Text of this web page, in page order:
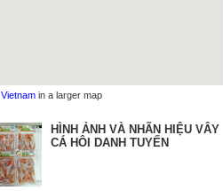
Vietnam in a larger map
HÌNH ẢNH VÀ NHÃN HIỆU VÂY
CÁ HÔI DANH TUYẾN